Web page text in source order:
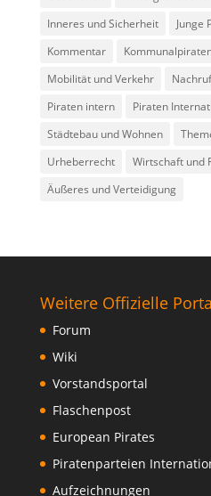
Inneres und Sicherheit
Junge
Kommentar
Mobilität und Verkehr
Nachruf
Piraten intern
Piraten
Städtebau und Wohnen
Urheberrecht
Wirtschaft und
Äußeres und Verteidigung
Weitere Offizielle
Forum
Wiki
Vorstandsportal
Flaschenpost
European Pirates
Piratenparteien
Aufzeichnungen